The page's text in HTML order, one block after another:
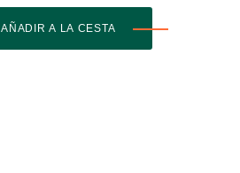
AÑADIR A LA CESTA